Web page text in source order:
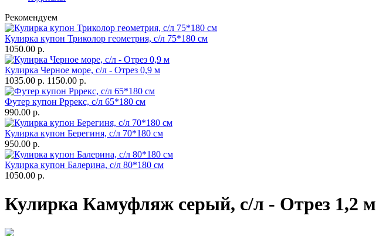
Рекомендуем
Кулирка купон Триколор геометрия, с/л 75*180 см
1050.00 р.
Кулирка Черное море, с/л - Отрез 0,9 м
1035.00 р. 1150.00 р.
Футер купон Рррекс, с/л 65*180 см
990.00 р.
Кулирка купон Берегиня, с/л 70*180 см
950.00 р.
Кулирка купон Балерина, с/л 80*180 см
1050.00 р.
Кулирка Камуфляж серый, с/л - Отрез 1,2 м